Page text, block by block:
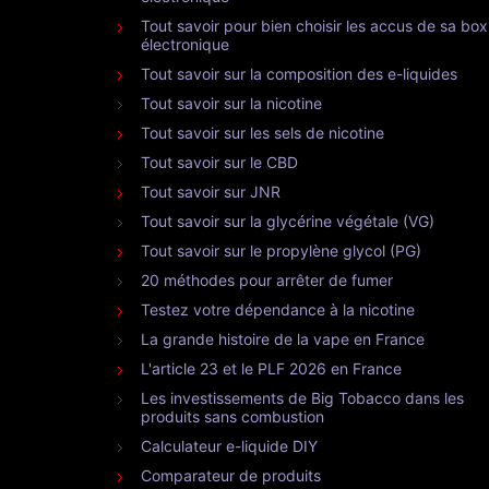
Tout savoir pour bien choisir les accus de sa box
électronique
Tout savoir sur la composition des e-liquides
Tout savoir sur la nicotine
Tout savoir sur les sels de nicotine
Tout savoir sur le CBD
Tout savoir sur JNR
Tout savoir sur la glycérine végétale (VG)
Tout savoir sur le propylène glycol (PG)
20 méthodes pour arrêter de fumer
Testez votre dépendance à la nicotine
La grande histoire de la vape en France
L'article 23 et le PLF 2026 en France
Les investissements de Big Tobacco dans les
produits sans combustion
Calculateur e-liquide DIY
Comparateur de produits